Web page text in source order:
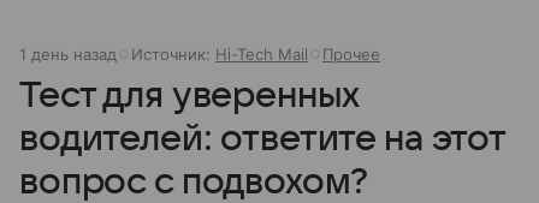
1 день назад Источник: Hi-Tech Mail Прочее
Тест для уверенных
водителей: ответите на этот
вопрос с подвохом?